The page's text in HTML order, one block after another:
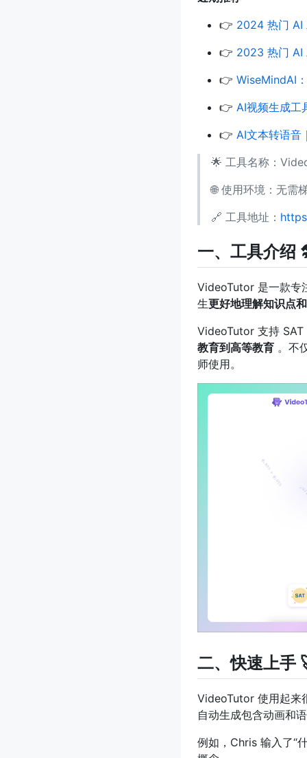
👉 2024 热门 AI
👉 2023 热门 AI
👉 WiseMindAI
👉 AI视频生成工
👉 AI文本转语音
🌟 工具名称：
🌐 使用环境：无需
🔗 工具地址：
一、工具介绍
VideoTutor 是一款专
生更好地理解知识点
VideoTutor 支持 SAT
教育到高等教育 。不
师使用。
二、快速上手
VideoTutor 使用起来
自动生成包含动画和
例如，Chris 输入了“